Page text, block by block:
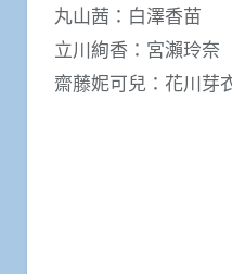
丸山茜：白澤香苗
立川絢香：宮瀨玲奈
齋藤妮可兒：花川芽